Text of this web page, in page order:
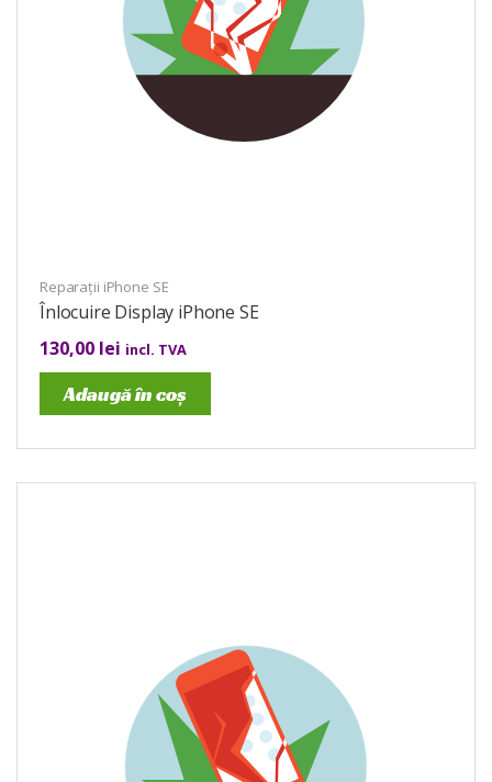
Reparații iPhone SE
Înlocuire Display iPhone SE
130,00 lei incl. TVA
Adaugă în coș